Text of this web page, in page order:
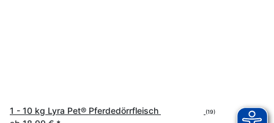
1 - 10 kg Lyra Pet® Pferdedörrfleisch (19)